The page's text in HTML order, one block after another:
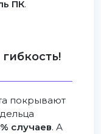
ПК.
покрывают
случаев. А